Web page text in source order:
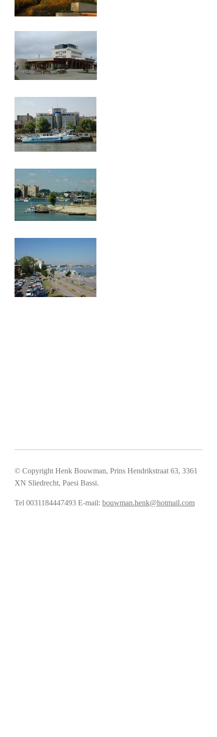
© Copyright Henk Bouwman, Prins Hendrikstraat 63, 3361
XN Sliedrecht, Paesi Bassi.
Tel 0031184447493 E-mail: bouwman.henk@hotmail.com